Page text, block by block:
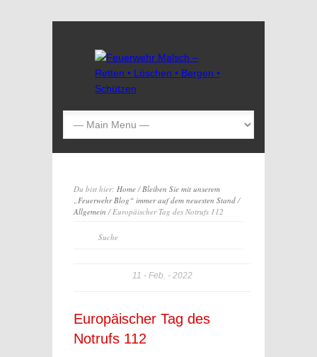
Du bist hier: Home/Bleiben Sie mit unserem
„Feuerwehr Blog“ immer auf dem neuesten Stand/
Allgemein / Europäischer Tag des Notrufs 112
11 Feb. 2022
Europäischer Tag des
Notrufs 112